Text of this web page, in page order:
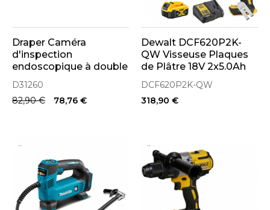
Draper Caméra
d'inspection
endoscopique à double
objectif (31260)
D31260
82,90 €
78,76 €
Dewalt DCF620P2K-
QW Visseuse Plaques
de Plâtre 18V 2x5.0Ah
(Chargeur de Vis Inclus)
DCF620P2K-QW
318,90 €
.. ..